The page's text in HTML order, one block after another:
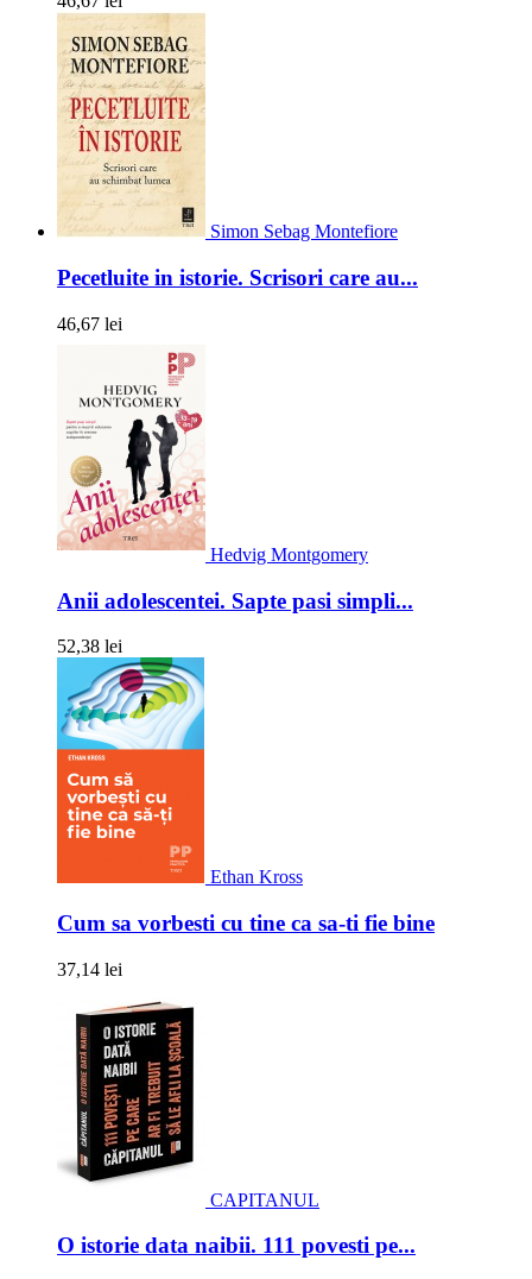
Simon Sebag Montefiore
Pecetluite in istorie. Scrisori care au...
46,67 lei
Hedvig Montgomery
Anii adolescentei. Sapte pasi simpli...
52,38 lei
Ethan Kross
Cum sa vorbesti cu tine ca sa-ti fie bine
37,14 lei
CAPITANUL
O istorie data naibii. 111 povesti pe...